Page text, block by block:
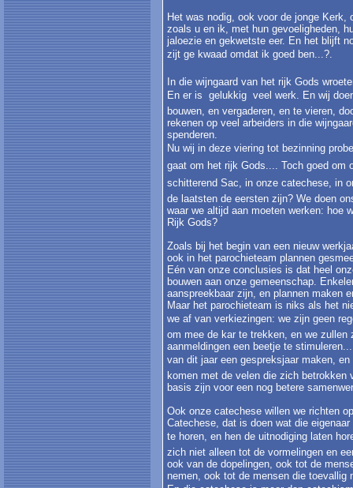
Het was nodig, ook voor de jonge Kerk,
zoals u en ik, met hun gevoeligheden,
jaloezie en gekwetste eer. En het blijft
zijt ge kwaad omdat ik goed ben...?.
In die wijngaard van het rijk Gods
En er is  gelukkig  veel werk. En wij
bouwen, en vergaderen, en te vieren,
rekenen op veel arbeiders in die
spenderen.
Nu wij in deze viering tot bezinning
gaat om het rijk Gods.... Toch goed
schitterend Sac, in onze catechese, in
de laatsten de eersten zijn? We doen
waar we altijd aan moeten werken: hoe
Rijk Gods?
Zoals bij het begin van een nieuw
ook in het parochieteam plannen
Eén van onze conclusies is dat heel
bouwen aan onze gemeenschap.
aanspreekbaar zijn, en plannen maken
Maar het parochieteam is niks als het
we af van verkiezingen: we zijn geen
om mee de kar te trekken, en we
aanmeldingen een beetje te
van dit jaar een gespreksjaar maken,
komen met de velen die zich betrokken
basis zijn voor een nog betere
Ook onze catechese willen we richten
Catechese, dat is doen wat die
te horen, en hen de uitnodiging laten
zich niet alleen tot de vormelingen en
ook van de dopelingen, ook tot de
nemen, ook tot de mensen die